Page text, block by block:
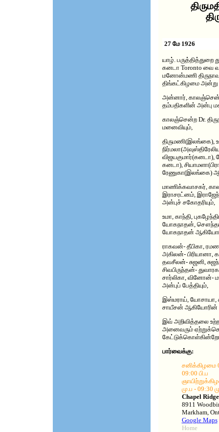
27 மே 1926
யாழ். பருத்தித்துறை
கனடா Toronto வை
மனோன்மணி
திங்கட்கிழமை
அன்னார், காலஞ்சென்ற
தம்பதிகளின் அன்பு
காலஞ்சென்ற Dr.
மனைவியும்,
திருமணி(இலங்கை),
விஜயகுமார்(கனடா),
கனடா),
ரேணுகா(இலங்கை)
மாணிக்கவாசகர்,
இராசரட்னம்,
அன்புச் சகோதரியும்,
உமா, காந்தி,
யோகநாதன்,
யோகநாதன்
ராகவன்- தீபிகா,
அகிலன்-
தவசீலன்- சுஜனி,
சிவபிருந்தன்-
சார்லிகா, வினோன்-
அன்புப் பேத்தியும்,
இஸ்மராய், யோசாயா,
சாயீசன் ஆகியோரின்
இவ் அறிவித்தலை
அனைவரும்
பார்வைக்கு:
சனிக்கிழமை
09:00 பி.ப
மு.ப - 09:30
Chapel
8911
Markham,
Google Maps
Home